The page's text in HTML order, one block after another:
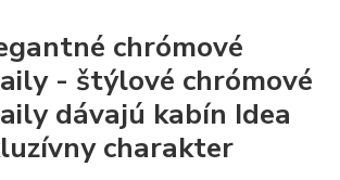
chrómové
- štýlové chrómové
dávajú kabín Idea
charakter